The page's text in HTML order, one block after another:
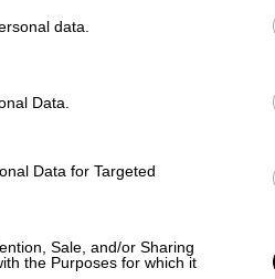
data.
Data.
Data for Targeted
Sale, and/or Sharing
the Purposes for which it
αντιμετώπιση της
εστίες
αληθινή τους
η μεγαλύτερη